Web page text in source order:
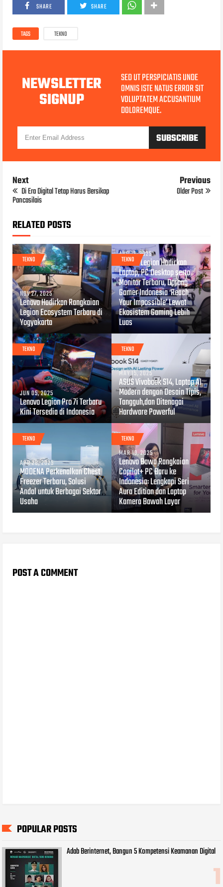
SHARE SHARE
TAGS TEKNO
NEWSLETTER
SIGNUP
SED UT PERSPICIATIS UNDE
OMNIS ISTE NATUS ERROR SIT
VOLUPTATEM ACCUSANTIUM
DOLOREMQUE.
Next
Di Era Digital Tetap Harus Bersikap
Pancasilais
Previous
Older Post
RELATED POSTS
TEKNO
NOV 27, 2025
Lenovo Hadirkan Rangkaian
Legion Ecosystem Terbaru di
Yogyakarta
TEKNO
AUG 12, 2025
Lenovo Legion Hadirkan
Laptop, PC Desktop serta
Monitor Terbaru, Dorong
Gamer Indonesia ‘Reach
Your Impossible’ Lewat
Ekosistem Gaming Lebih
Luas
TEKNO
JUN 05, 2025
Lenovo Legion Pro 7i Terbaru
Kini Tersedia di Indonesia
TEKNO
MAY 15, 2025
ASUS Vivobook S14, Laptop AI
Modern dengan Desain Tipis,
Tangguh,dan Ditenagai
Hardware Powerful
TEKNO
APR 28, 2025
MODENA Perkenalkan Chest
Freezer Terbaru, Solusi
Andal untuk Berbagai Sektor
Usaha
TEKNO
MAR 13, 2025
Lenovo Bawa Rangkaian
Copilot+ PC Baru ke
Indonesia: Lengkapi Seri
Aura Edition dan Laptop
Kamera Bawah Layar
POST A COMMENT
POPULAR POSTS
Adab Berinternet, Bangun 5 Kompetensi Keamanan Digital